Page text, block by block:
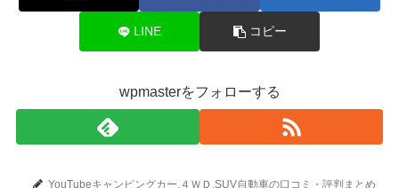
LINE コピー
wpmasterをフォローする
YouTubeキャンピングカー,４ＷＤ,SUV自動車の口コミ・評判まとめ